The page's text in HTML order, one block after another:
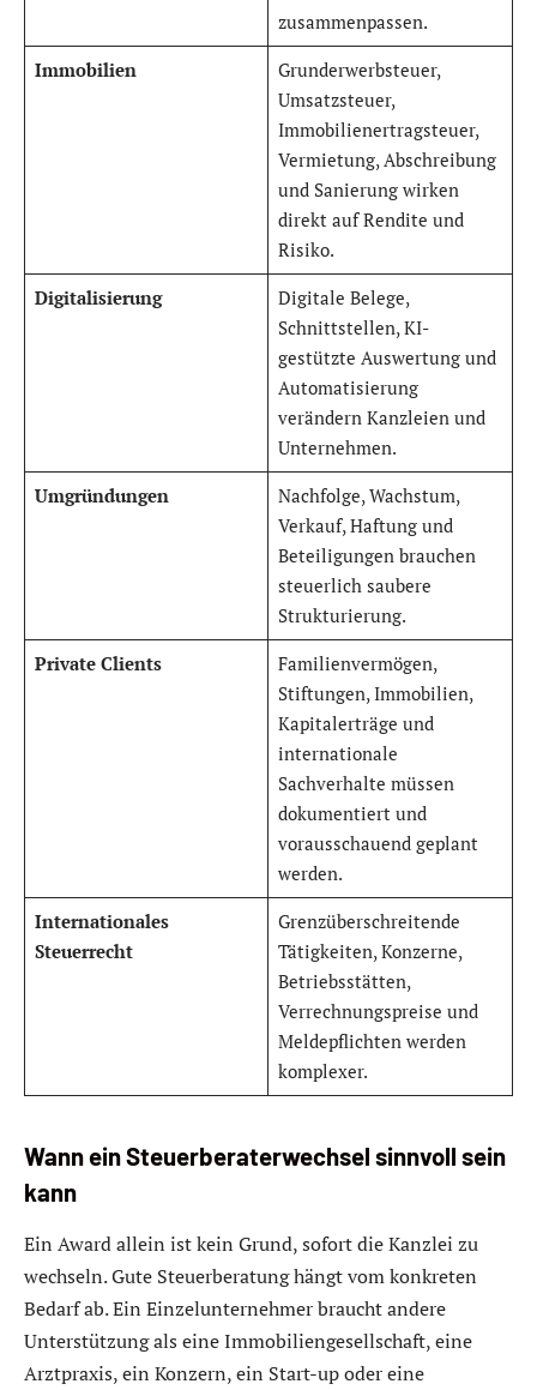
zusammenpassen.
Immobilien
Grunderwerbsteuer,
Umsatzsteuer,
Immobilienertragsteuer,
Vermietung, Abschreibung
und Sanierung wirken
direkt auf Rendite und
Risiko.
Digitalisierung
Digitale Belege,
Schnittstellen, KI-
gestützte Auswertung und
Automatisierung
verändern Kanzleien und
Unternehmen.
Umgründungen
Nachfolge, Wachstum,
Verkauf, Haftung und
Beteiligungen brauchen
steuerlich saubere
Strukturierung.
Private Clients
Familienvermögen,
Stiftungen, Immobilien,
Kapitalerträge und
internationale
Sachverhalte müssen
dokumentiert und
vorausschauend geplant
werden.
Internationales
Steuerrecht
Grenzüberschreitende
Tätigkeiten, Konzerne,
Betriebsstätten,
Verrechnungspreise und
Meldepflichten werden
komplexer.
Wann ein Steuerberaterwechsel sinnvoll sein
kann
Ein Award allein ist kein Grund, sofort die Kanzlei zu
wechseln. Gute Steuerberatung hängt vom konkreten
Bedarf ab. Ein Einzelunternehmer braucht andere
Unterstützung als eine Immobiliengesellschaft, eine
Arztpraxis, ein Konzern, ein Start-up oder eine